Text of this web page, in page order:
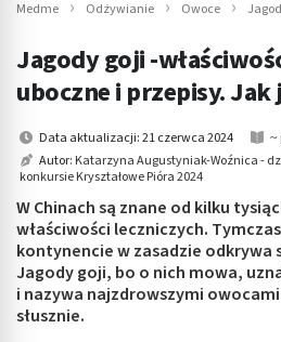
Medme Odżywianie Owoce
Jagody goji -
uboczne i przepisy. Jak
Data aktualizacji: 21 czerwca 2024
~
Autor: Katarzyna Augustyniak-Woźnica -
konkursie Kryształowe Pióra 2024
W Chinach są znane od kilku
właściwości leczniczych.
kontynencie w zasadzie odkrywa
Jagody goji, bo o nich mowa,
i nazywa najzdrowszymi
słusznie.